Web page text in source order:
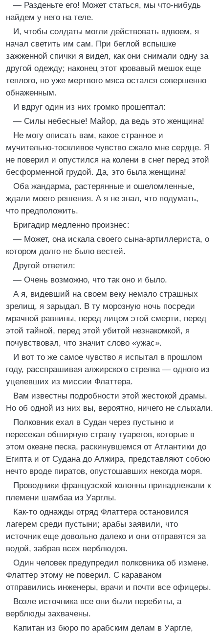
— Разденьте его! Может статься, мы что-нибудь
найдем у него на теле.
И, чтобы солдаты могли действовать вдвоем, я
начал светить им сам. При беглой вспышке
зажженной спички я видел, как они снимали одну за
другой одежду; наконец этот кровавый мешок еще
теплого, но уже мертвого мяса остался совершенно
обнаженным.
И вдруг один из них громко прошептал:
— Силы небесные! Майор, да ведь это женщина!
Не могу описать вам, какое странное и
мучительно-тоскливое чувство сжало мне сердце. Я
не поверил и опустился на колени в снег перед этой
бесформенной грудой. Да, это была женщина!
Оба жандарма, растерянные и ошеломленные,
ждали моего решения. А я не знал, что подумать,
что предположить.
Бригадир медленно произнес:
— Может, она искала своего сына-артиллериста, о
котором долго не было вестей.
Другой ответил:
— Очень возможно, что так оно и было.
А я, видевший на своем веку немало страшных
зрелищ, я зарыдал. В ту морозную ночь посреди
мрачной равнины, перед лицом этой смерти, перед
этой тайной, перед этой убитой незнакомкой, я
почувствовал, что значит слово «ужас».
И вот то же самое чувство я испытал в прошлом
году, расспрашивая алжирского стрелка — одного из
уцелевших из миссии Флаттера.
Вам известны подробности этой жестокой драмы.
Но об одной из них вы, вероятно, ничего не слыхали.
Полковник ехал в Судан через пустыню и
пересекал обширную страну туарегов, которые в
этом океане песка, раскинувшемся от Атлантики до
Египта и от Судана до Алжира, представляют собою
нечто вроде пиратов, опустошавших некогда моря.
Проводники французской колонны принадлежали к
племени шамбаа из Уарглы.
Как-то однажды отряд Флаттера остановился
лагерем среди пустыни; арабы заявили, что
источник еще довольно далеко и они отправятся за
водой, забрав всех верблюдов.
Один человек предупредил полковника об измене.
Флаттер этому не поверил. С караваном
отправились инженеры, врачи и почти все офицеры.
Возле источника все они были перебиты, а
верблюды захвачены.
Капитан из бюро по арабским делам в Уаргле,